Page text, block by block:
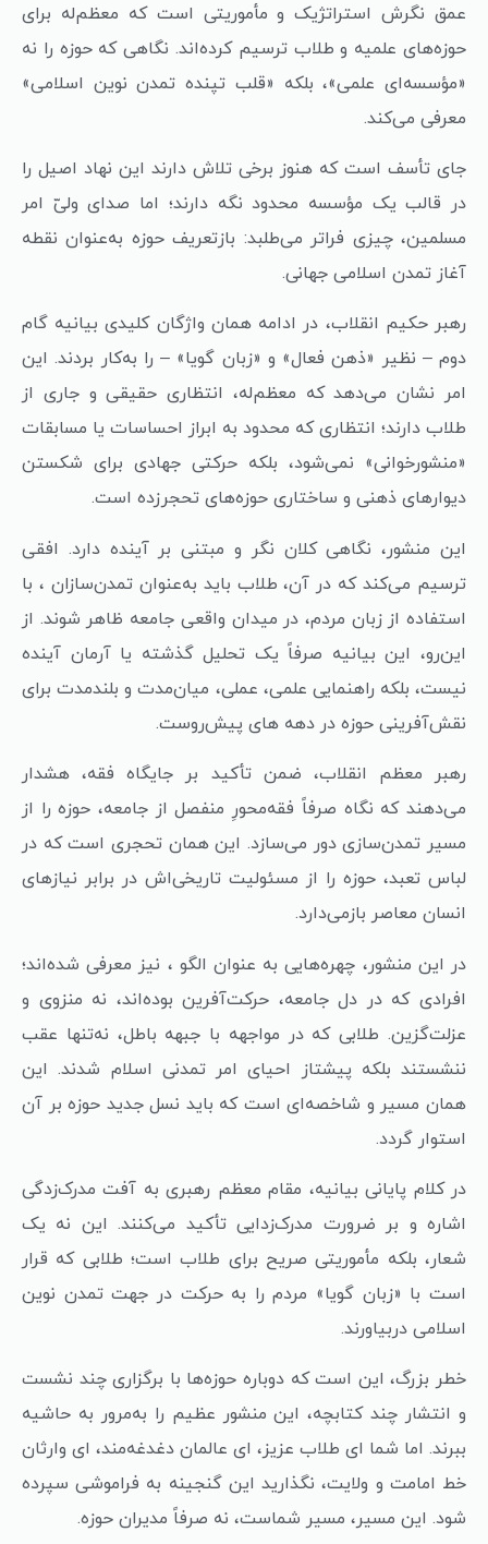
عمق نگرش استراتژیک و مأموریتی است که معظم‌له برای
حوزه‌های علمیه و طلاب ترسیم کرده‌اند. نگاهی که حوزه را نه
«مؤسسه‌ای علمی»، بلکه «قلب تپنده‌ تمدن نوین اسلامی»
معرفی می‌کند.
جای تأسف است که هنوز برخی تلاش دارند این نهاد اصیل را
در قالب یک مؤسسه محدود نگه دارند؛ اما صدای ولیّ امر
مسلمین، چیزی فراتر می‌طلبد: بازتعریف حوزه به‌عنوان نقطه
آغاز تمدن اسلامی جهانی.
رهبر حکیم انقلاب، در ادامه همان واژگان کلیدی بیانیه گام
دوم – نظیر «ذهن فعال» و «زبان گویا» – را به‌کار بردند. این
امر نشان می‌دهد که معظم‌له، انتظاری حقیقی و جاری از
طلاب دارند؛ انتظاری که محدود به ابراز احساسات یا مسابقات
«منشورخوانی» نمی‌شود، بلکه حرکتی جهادی برای شکستن
دیوارهای ذهنی و ساختاری حوزه‌های تحجرزده است.
این منشور، نگاهی کلان نگر و مبتنی بر آینده دارد. افقی
ترسیم می‌کند که در آن، طلاب باید به‌عنوان تمدن‌سازان ، با
استفاده از زبان مردم، در میدان واقعی جامعه ظاهر شوند. از
این‌رو، این بیانیه صرفاً یک تحلیل گذشته یا آرمان آینده
نیست، بلکه راهنمایی علمی، عملی، میان‌مدت و بلندمدت برای
نقش‌آفرینی حوزه در دهه های پیش‌روست.
رهبر معظم انقلاب، ضمن تأکید بر جایگاه فقه، هشدار
می‌دهند که نگاه صرفاً فقه‌محورِ منفصل از جامعه، حوزه را از
مسیر تمدن‌سازی دور می‌سازد. این همان تحجری است که در
لباس تعبد، حوزه را از مسئولیت تاریخی‌اش در برابر نیازهای
انسان معاصر بازمی‌دارد.
در این منشور، چهره‌هایی به عنوان الگو ، نیز معرفی شده‌اند؛
افرادی که در دل جامعه، حرکت‌آفرین بوده‌اند، نه منزوی و
عزلت‌گزین. طلابی که در مواجهه با جبهه باطل، نه‌تنها عقب
ننشستند بلکه پیشتاز احیای امر تمدنی اسلام شدند. این
همان مسیر و شاخصه‌ای است که باید نسل جدید حوزه بر آن
استوار گردد.
در کلام پایانی بیانیه، مقام معظم رهبری به آفت مدرک‌زدگی
اشاره و بر ضرورت مدرک‌زدایی تأکید می‌کنند. این نه یک
شعار، بلکه مأموریتی صریح برای طلاب است؛ طلابی که قرار
است با «زبان گویا» مردم را به حرکت در جهت تمدن نوین
اسلامی دربیاورند.
خطر بزرگ، این است که دوباره حوزه‌ها با برگزاری چند نشست
و انتشار چند کتابچه، این منشور عظیم را به‌مرور به حاشیه
ببرند. اما شما ای طلاب عزیز، ای عالمان دغدغه‌مند، ای وارثان
خط امامت و ولایت، نگذارید این گنجینه به فراموشی سپرده
شود. این مسیر، مسیر شماست، نه صرفاً مدیران حوزه.